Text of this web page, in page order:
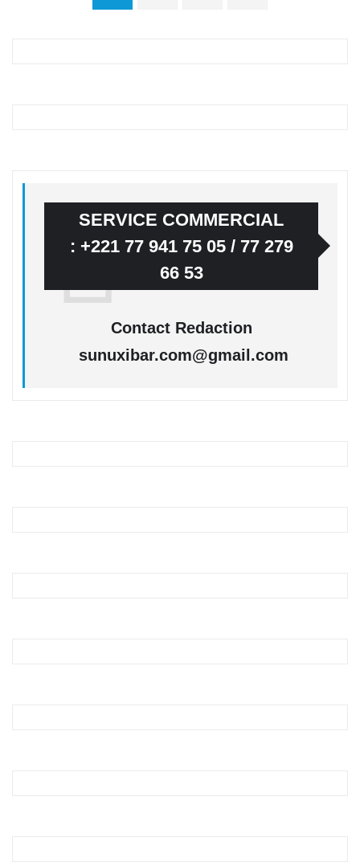
SERVICE COMMERCIAL
: +221 77 941 75 05 / 77 279
66 53
Contact Redaction
sunuxibar.com@gmail.com